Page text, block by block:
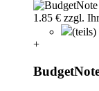
(teils)
+